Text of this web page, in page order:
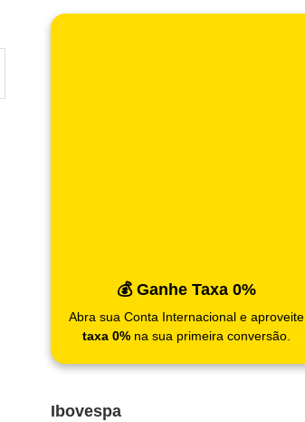
💰 Ganhe Taxa 0%
Abra sua Conta Internacional e aproveite
taxa 0% na sua primeira conversão.
Ibovespa